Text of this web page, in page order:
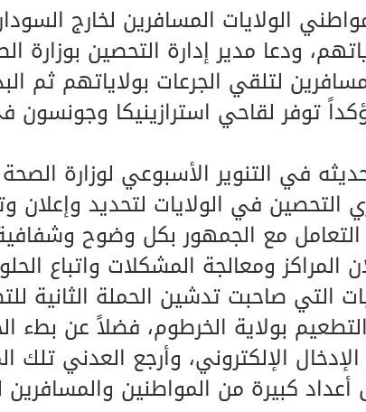
الولايات المسافرين لخارج
ودعا مدير إدارة التحصين بوزارة
لتلقي الجرعات بولاياتهم ثم
توفر لقاحي استرازينيكا وجونسون
في التنوير الأسبوعي لوزارة
التحصين في الولايات لتحديد
التعامل مع الجمهور بكل وضوح
ومعالجة المشكلات واتباع
التي صاحبت تدشين الحملة الثانية
بولاية الخرطوم، فضلاً عن بطء
الإلكتروني، وأرجع العدني
كبيرة من المواطنين